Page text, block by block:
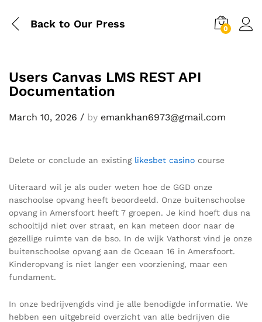
Back to Our Press 0
Users Canvas LMS REST API
Documentation
March 10, 2026 / by emankhan6973@gmail.com
Delete or conclude an existing likesbet casino course
Uiteraard wil je als ouder weten hoe de GGD onze
naschoolse opvang heeft beoordeeld. Onze buitenschoolse
opvang in Amersfoort heeft 7 groepen. Je kind hoeft dus na
schooltijd niet over straat, en kan meteen door naar de
gezellige ruimte van de bso. In de wijk Vathorst vind je onze
buitenschoolse opvang aan de Oceaan 16 in Amersfoort.
Kinderopvang is niet langer een voorziening, maar een
fundament.
In onze bedrijvengids vind je alle benodigde informatie. We
hebben een uitgebreid overzicht van alle bedrijven die